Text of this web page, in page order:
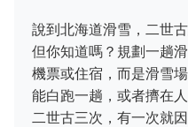
說到北海道滑雪，二世
但你知道嗎？規劃一趟
機票或住宿，而是滑雪
能白跑一趟，或者擠在
二世古三次，有一次就